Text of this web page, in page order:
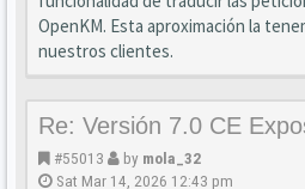
OpenKM. Esta aproximación la
nuestros clientes.
Re: Versión 7.0 CE
#55013 by mola_32
Sat Mar 14, 2026 12:43 pm